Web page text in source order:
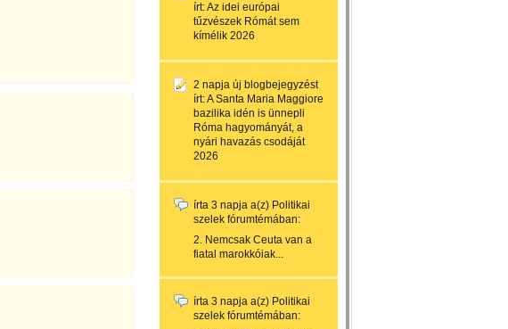
írt:Az idei európai
tűzvészek Rómát sem
kímélik 2026
2 napja új blogbejegyzést
írt:A Santa Maria Maggiore
bazilika idén is ünnepli
Róma hagyományát, a
nyári havazás csodáját
2026
írta 3 napja a(z) Politikai
szelek fórumtémában:
2. Nemcsak Ceuta van a
fiatal marokkóiak...
írta 3 napja a(z) Politikai
szelek fórumtémában: